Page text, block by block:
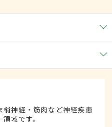
神経・筋肉など神経疾患
域です。